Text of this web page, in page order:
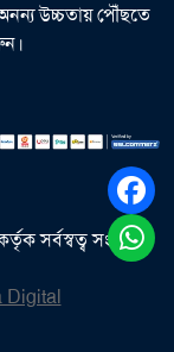
অনন্য উচ্চতায় পৌঁছতে
সর্বস্বত্ব সংরক্ষিত
Digital